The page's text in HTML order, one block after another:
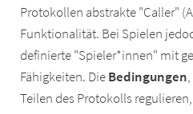
Protokollen abstrakte "Caller"
Funktionalität. Bei Spielen
definierte "Spieler*innen" mit
Fähigkeiten. DieBedingungen
Teilen des Protokolls